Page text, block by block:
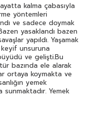
kalma çabasıyla
yöntemleri
ve sadece doymak
yasaklandı bazen
yapıldı. Yaşamak
keyif unsuruna
ve gelişti.Bu
bazında ele alarak
ortaya koymakta ve
yemek
Yemek
gastronomi
tanımak isteyen